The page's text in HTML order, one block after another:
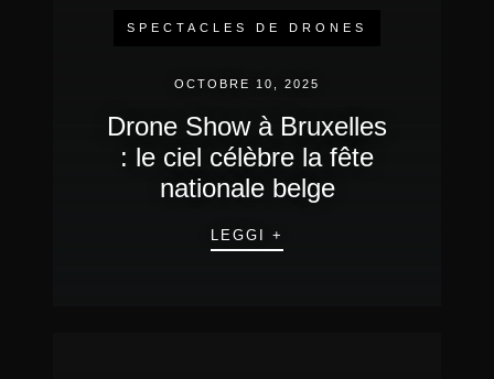
SPECTACLES DE DRONES
OCTOBRE 10, 2025
Drone Show à Bruxelles
: le ciel célèbre la fête
nationale belge
LEGGI +